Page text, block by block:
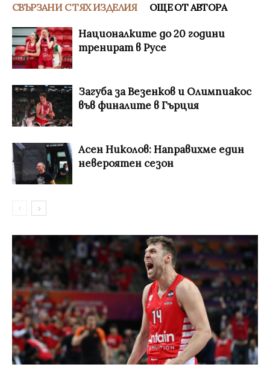
СВЪРЗАНИ С ТЯХ ИЗДЕЛИЯ ОЩЕ ОТ АВТОРА
Националките до 20 години
тренират в Русе
Загуба за Везенков и Олимпиакос
във финалите в Гърция
Асен Николов: Направихме един
невероятен сезон